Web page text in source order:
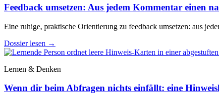
Feedback umsetzen: Aus jedem Kommentar einen
Eine ruhige, praktische Orientierung zu feedback umsetzen: aus
Dossier lesen →
Lernen & Denken
Wenn dir beim Abfragen nichts einfällt: eine